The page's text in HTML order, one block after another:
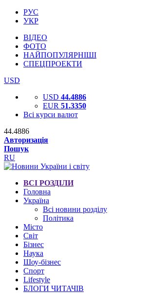
РУС
УКР
ВІДЕО
ФОТО
НАЙПОПУЛЯРНІШІ
СПЕЦПРОЕКТИ
USD
USD 44.4886
EUR 51.3350
Всі курси валют
44.4886
Авторизація
Пошук
RU
ВСІ РОЗДІЛИ
Головна
Україна
Всі новини розділу
Політика
Місто
Світ
Бізнес
Наука
Шоу-бізнес
Спорт
Lifestyle
БЛОГИ ЧИТАЧІВ